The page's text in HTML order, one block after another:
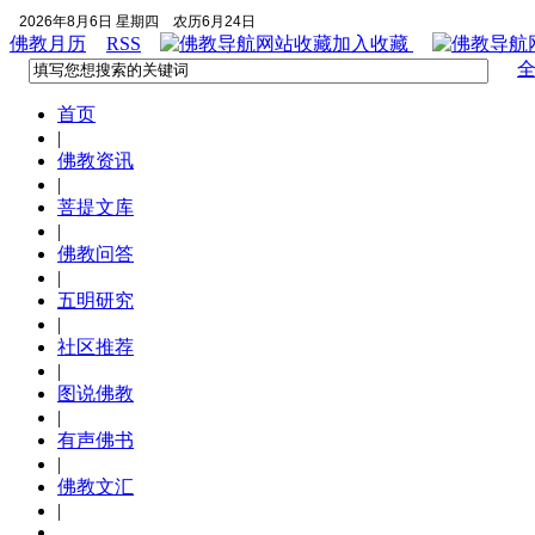
2026年8月6日 星期四 农历6月24日
佛教月历 RSS 加入收藏
首页
|
佛教资讯
|
菩提文库
|
佛教问答
|
五明研究
|
社区推荐
|
图说佛教
|
有声佛书
|
佛教文汇
|